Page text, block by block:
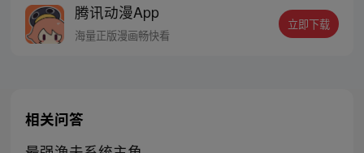
不能寐的都市传说诞生了 《这个世界过于危
险》每周三、六双更，读者群：561675062
腾讯动漫App
海量正版漫画畅快看
立即下载
相关问答